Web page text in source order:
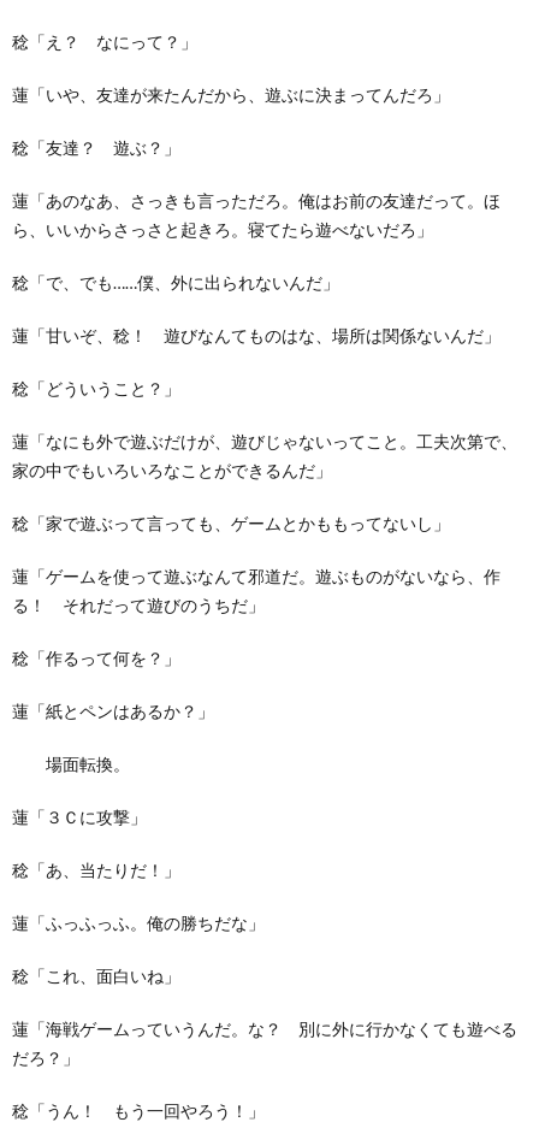
稔「え？ なにって？」
蓮「いや、友達が来たんだから、遊ぶに決まってんだろ」
稔「友達？ 遊ぶ？」
蓮「あのなあ、さっきも言っただろ。俺はお前の友達だって。ほ
ら、いいからさっさと起きろ。寝てたら遊べないだろ」
稔「で、でも……僕、外に出られないんだ」
蓮「甘いぞ、稔！ 遊びなんてものはな、場所は関係ないんだ」
稔「どういうこと？」
蓮「なにも外で遊ぶだけが、遊びじゃないってこと。工夫次第で、
家の中でもいろいろなことができるんだ」
稔「家で遊ぶって言っても、ゲームとかももってないし」
蓮「ゲームを使って遊ぶなんて邪道だ。遊ぶものがないなら、作
る！ それだって遊びのうちだ」
稔「作るって何を？」
蓮「紙とペンはあるか？」
場面転換。
蓮「３Ｃに攻撃」
稔「あ、当たりだ！」
蓮「ふっふっふ。俺の勝ちだな」
稔「これ、面白いね」
蓮「海戦ゲームっていうんだ。な？ 別に外に行かなくても遊べる
だろ？」
稔「うん！ もう一回やろう！」